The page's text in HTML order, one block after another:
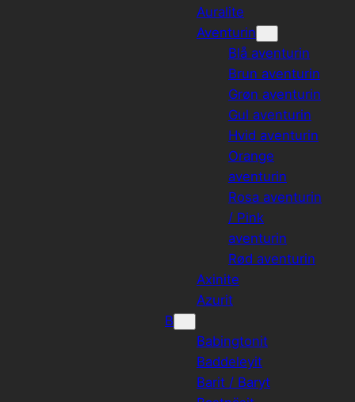
Auralite
Aventurin
Blå aventurin
Brun aventurin
Grøn aventurin
Gul aventurin
Hvid aventurin
Orange
aventurin
Rosa aventurin
/ Pink
aventurin
Rød aventurin
Axinite
Azurit
B
Babingtonit
Baddeleyit
Barit / Baryt